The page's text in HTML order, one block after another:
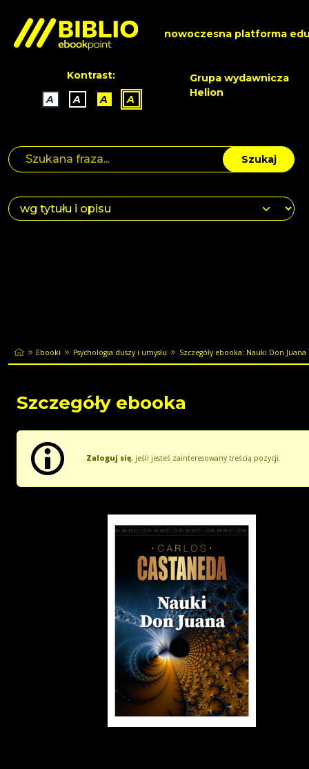
nowoczesna platforma
Kontrast:
A
A A A
Grupa wydawnicza
Helion
Szukaj
Ebooki Psychologia duszy i umysłu Szczegóły ebooka: Nauki Don Juana
Szczegóły ebooka
Zaloguj się, jeśli jesteś zainteresowany treścią pozycji.